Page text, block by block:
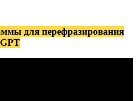
для перефразирования